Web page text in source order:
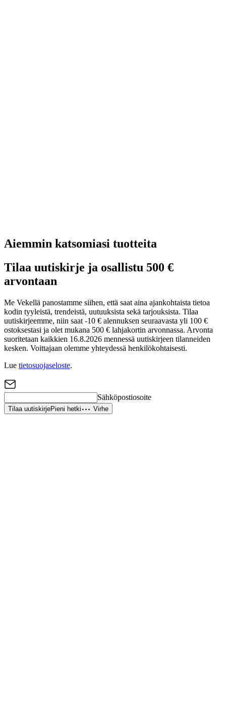
Aiemmin katsomiasi tuotteita
Tilaa uutiskirje ja osallistu 500 €
arvontaan
Me Vekellä panostamme siihen, että saat aina ajankohtaista tietoa
kodin tyyleistä, trendeistä, uutuuksista sekä tarjouksista. Tilaa
uutiskirjeemme, niin saat -10 € alennuksen seuraavasta yli 100 €
ostoksestasi ja olet mukana 500 € lahjakortin arvonnassa. Arvonta
suoritetaan kaikkien 16.8.2026 mennessä uutiskirjeen tilanneiden
kesken. Voittajaan olemme yhteydessä henkilökohtaisesti.
Lue tietosuojaseloste.
Sähköpostiosoite
Tilaa uutiskirjePieni hetki Virhe